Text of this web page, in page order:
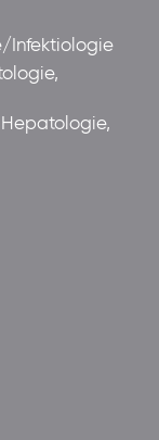
Infektiologie
Hepatologie,